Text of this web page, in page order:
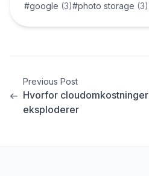
#google (3)#photo storage (3)
Previous Post
Hvorfor cloudomkostninger
eksploderer